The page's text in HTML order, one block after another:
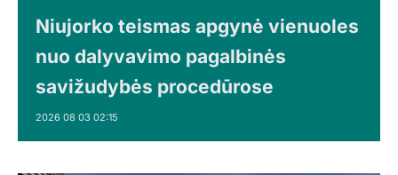
Niujorko teismas apgynė vienuoles
nuo dalyvavimo pagalbinės
savižudybės procedūrose
2026 08 03 02:15